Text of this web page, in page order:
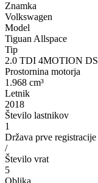
Znamka
Volkswagen
Model
Tiguan Allspace
Tip
2.0 TDI 4MOTION
Prostornina motorja
1.968 cm³
Letnik
2018
Število lastnikov
1
Država prve registracije
/
Število vrat
5
Oblika